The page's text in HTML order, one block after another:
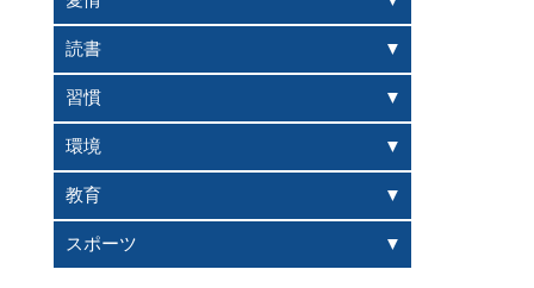
読書
習慣
環境
教育
スポーツ